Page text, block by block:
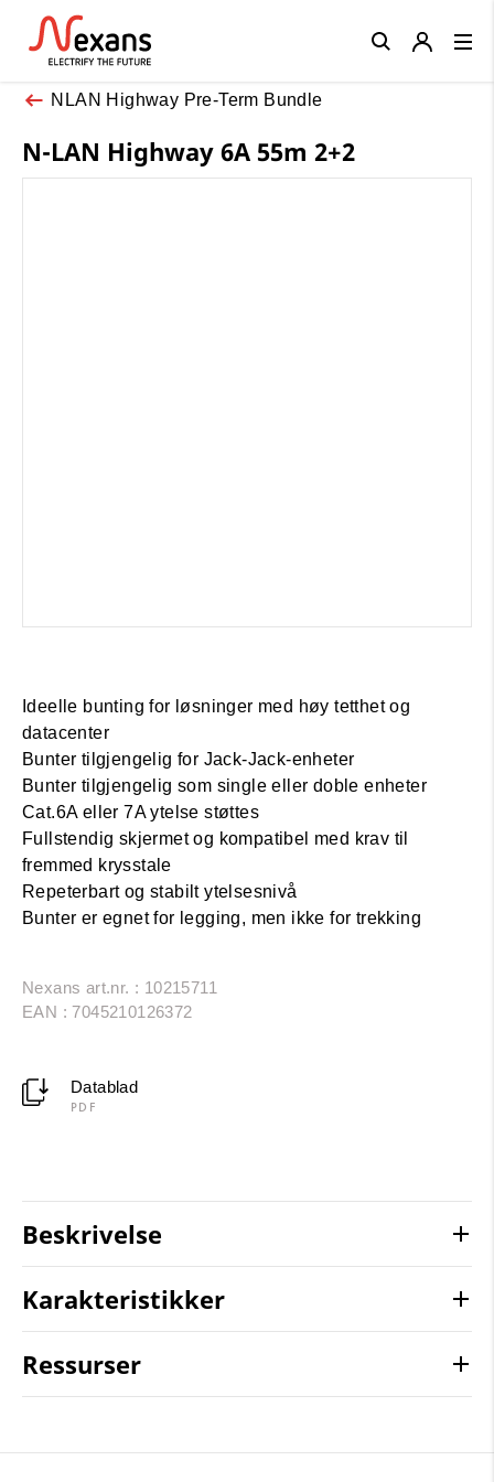
NLAN Highway Pre-Term Bundle
N-LAN Highway 6A 55m 2+2
Ideelle bunting for løsninger med høy tetthet og
datacenter
Bunter tilgjengelig for Jack-Jack-enheter
Bunter tilgjengelig som single eller doble enheter
Cat.6A eller 7A ytelse støttes
Fullstendig skjermet og kompatibel med krav til
fremmed krysstale
Repeterbart og stabilt ytelsesnivå
Bunter er egnet for legging, men ikke for trekking
Nexans art.nr. : 10215711
EAN : 7045210126372
Datablad
PDF
Beskrivelse
Karakteristikker
Ressurser
Close